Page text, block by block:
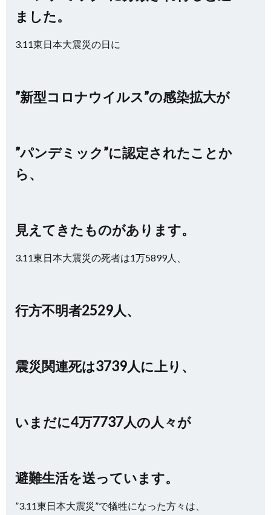
ました。
3.11東日本大震災の日に
”新型コロナウイルス”の感染拡大が
”パンデミック”に認定されたことか
ら、
見えてきたものがあります。
3.11東日本大震災の死者は1万5899人、
行方不明者2529人、
震災関連死は3739人に上り、
いまだに4万7737人の人々が
避難生活を送っています。
”3.11東日本大震災”で犠牲になった方々は、